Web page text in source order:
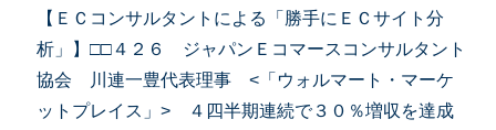
【ＥＣコンサルタントによる「勝手にＥＣサイト分
析」】□□４２６ ジャパンＥコマースコンサルタント
協会 川連一豊代表理事 <「ウォルマート・マーケ
ットプレイス」> ４四半期連続で３０％増収を達成